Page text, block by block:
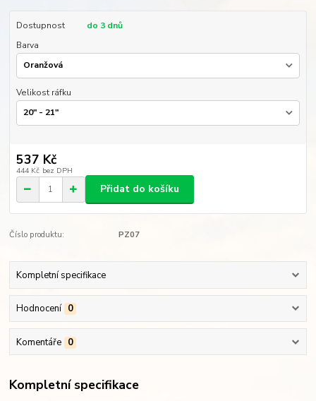
Dostupnost
do 3 dnů
Barva
Velikost ráfku
537 Kč
444 Kč bez DPH
Přidat do košíku
Číslo produktu: PZ07
Kompletní specifikace
Hodnocení 0
Komentáře 0
Kompletní specifikace